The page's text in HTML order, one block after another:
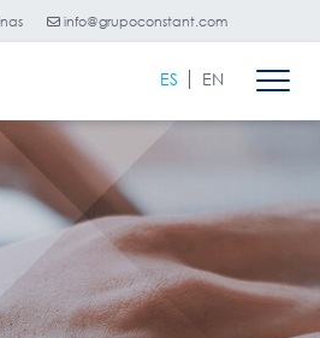
info@grupoconstant.com
ES EN